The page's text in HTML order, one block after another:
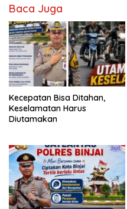
Baca Juga
Kecepatan Bisa Ditahan,
Keselamatan Harus
Diutamakan